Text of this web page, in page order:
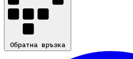
Обратна връзка
Обратна връзка